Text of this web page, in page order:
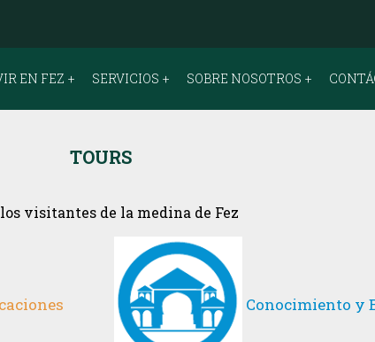
EN FEZ SERVICIOS SOBRE NOSOTROS
TOURS
visitantes de la medina de Fez
Conocimiento y